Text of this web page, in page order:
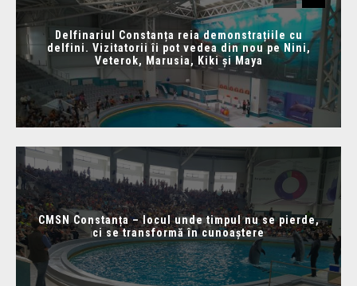
Delfinariul Constanța reia demonstrațiile cu
delfini. Vizitatorii îi pot vedea din nou pe Nini,
Veterok, Marusia, Kiki și Maya
CMSN Constanța – locul unde timpul nu se pierde,
ci se transformă în cunoaștere